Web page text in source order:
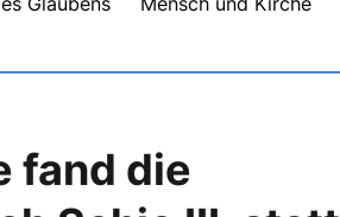
fand die